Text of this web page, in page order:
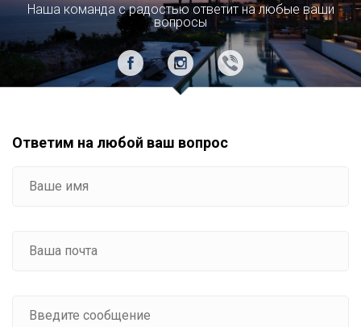
Наша команда с радостью ответит на любые ваши
вопросы
Ответим на любой ваш вопрос